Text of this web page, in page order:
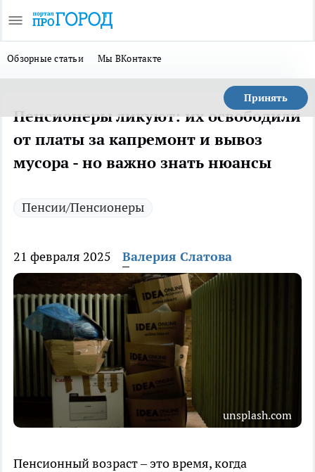
Обзорные статьи Мы ВКонтакте
Принять
Пенсионеры ликуют: их освободили
от платы за капремонт и вывоз
мусора - но важно знать нюансы
Пенсии/Пенсионеры
21 февраля 2025 Валерия Слатова
unsplash.com
Пенсионный возраст – это время, когда